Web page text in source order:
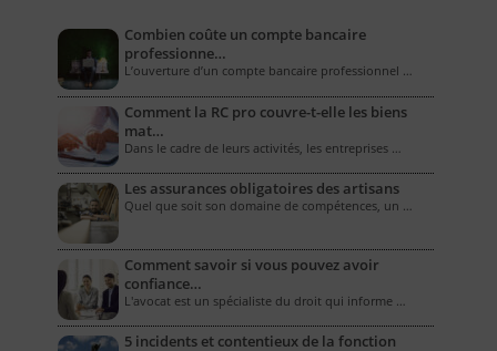
Combien coûte un compte bancaire
professionne…
L’ouverture d’un compte bancaire professionnel …
Comment la RC pro couvre-t-elle les biens
mat…
Dans le cadre de leurs activités, les entreprises …
Les assurances obligatoires des artisans
Quel que soit son domaine de compétences, un …
Comment savoir si vous pouvez avoir
confiance…
L'avocat est un spécialiste du droit qui informe …
5 incidents et contentieux de la fonction